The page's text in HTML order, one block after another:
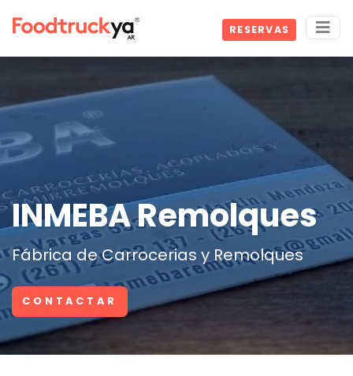
RESERVAS
INMEBA Remolques
Fábrica de Carrocerias y Remolques
CONTACTAR